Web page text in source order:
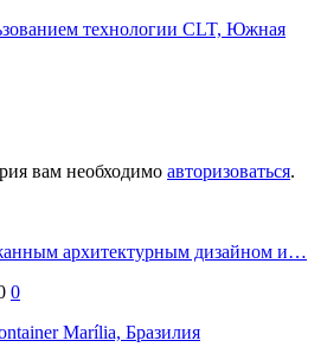
технологии CLT, Южная
вам необходимо авторизоваться.
архитектурным дизайном и…
0
Marília, Бразилия